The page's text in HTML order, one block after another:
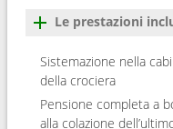
Le prestazioni
Sistemazione nella
della crociera
Pensione completa a
alla colazione